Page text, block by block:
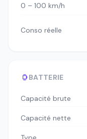
0 – 100 km/h
Conso réelle
BATTERIE
Capacité brute
Capacité nette